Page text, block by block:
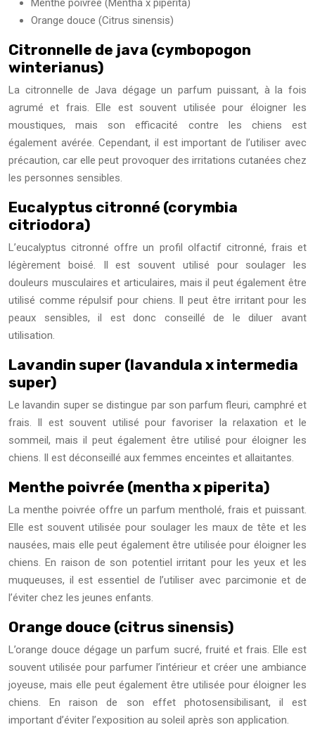
Menthe poivrée (Mentha x piperita)
Orange douce (Citrus sinensis)
Citronnelle de java (cymbopogon
winterianus)
La citronnelle de Java dégage un parfum puissant, à la fois
agrumé et frais. Elle est souvent utilisée pour éloigner les
moustiques, mais son efficacité contre les chiens est
également avérée. Cependant, il est important de l’utiliser avec
précaution, car elle peut provoquer des irritations cutanées chez
les personnes sensibles.
Eucalyptus citronné (corymbia
citriodora)
L’eucalyptus citronné offre un profil olfactif citronné, frais et
légèrement boisé. Il est souvent utilisé pour soulager les
douleurs musculaires et articulaires, mais il peut également être
utilisé comme répulsif pour chiens. Il peut être irritant pour les
peaux sensibles, il est donc conseillé de le diluer avant
utilisation.
Lavandin super (lavandula x intermedia
super)
Le lavandin super se distingue par son parfum fleuri, camphré et
frais. Il est souvent utilisé pour favoriser la relaxation et le
sommeil, mais il peut également être utilisé pour éloigner les
chiens. Il est déconseillé aux femmes enceintes et allaitantes.
Menthe poivrée (mentha x piperita)
La menthe poivrée offre un parfum mentholé, frais et puissant.
Elle est souvent utilisée pour soulager les maux de tête et les
nausées, mais elle peut également être utilisée pour éloigner les
chiens. En raison de son potentiel irritant pour les yeux et les
muqueuses, il est essentiel de l’utiliser avec parcimonie et de
l’éviter chez les jeunes enfants.
Orange douce (citrus sinensis)
L’orange douce dégage un parfum sucré, fruité et frais. Elle est
souvent utilisée pour parfumer l’intérieur et créer une ambiance
joyeuse, mais elle peut également être utilisée pour éloigner les
chiens. En raison de son effet photosensibilisant, il est
important d’éviter l’exposition au soleil après son application.